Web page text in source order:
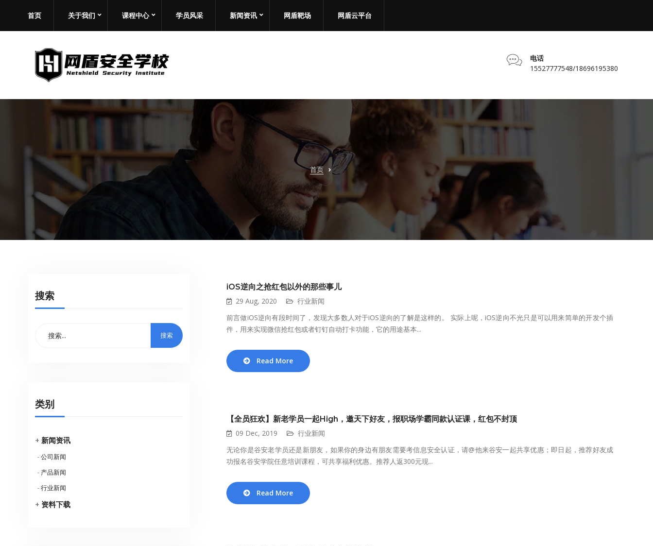
首页 关于我们 课程中心 学员风采 新闻资讯 网盾靶场 网盾云平台
电话
15527777548/18696195380
首页
iOS逆向之抢红包以外的那些事儿
29 Aug, 2020
行业新闻
前言做iOS逆向有段时间了，发现大多数人对于iOS逆向的了解是这样的。 实际上呢，iOS逆向不光只是可以用来简单的开发个插
件，用来实现微信抢红包或者钉钉自动打卡功能，它的用途基本...
Read More
【全员狂欢】新老学员一起High，邀天下好友，报职场学霸同款认证课，红包不封顶
09 Dec, 2019
行业新闻
无论你是谷安老学员还是新朋友，如果你的身边有朋友需要考信息安全认证，请@他来谷安一起共享优惠；即日起，推荐好友成
功报名谷安学院任意培训课程，可共享福利优惠。推荐人返300元现...
Read More
搜索
类别
+ 新闻资讯
-公司新闻
- 产品新闻
-行业新闻
+ 资料下载